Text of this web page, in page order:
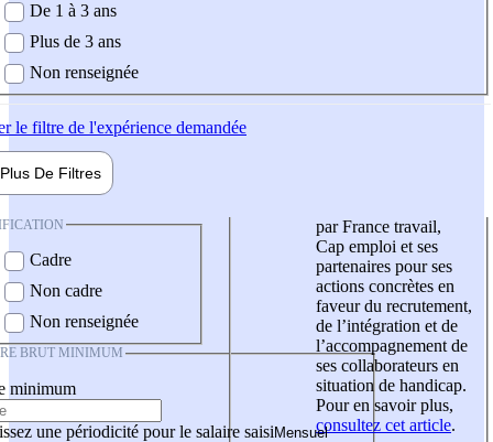
De 1 à 3 ans
Plus de 3 ans
Non renseignée
le filtre de l'expérience demandée
Plus De Filtres
Cadre
Non cadre
Non renseignée
BRUT MINIMUM
minimum
une périodicité pour le salaire saisi
par France travail,
Cap emploi et ses
partenaires pour ses
actions concrètes en
faveur du recrutement,
de l’intégration et de
l’accompagnement de
ses collaborateurs en
situation de handicap.
Pour en savoir plus,
consultez cet article.